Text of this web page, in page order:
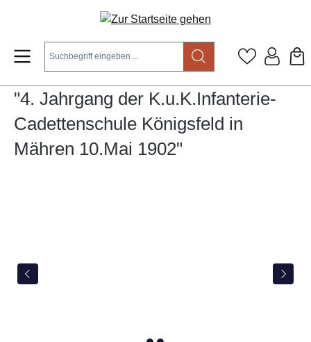
Zum Hauptinhalt springen
"4. Jahrgang der K.u.K.Infanterie-
Cadettenschule Königsfeld in
Mähren 10.Mai 1902"